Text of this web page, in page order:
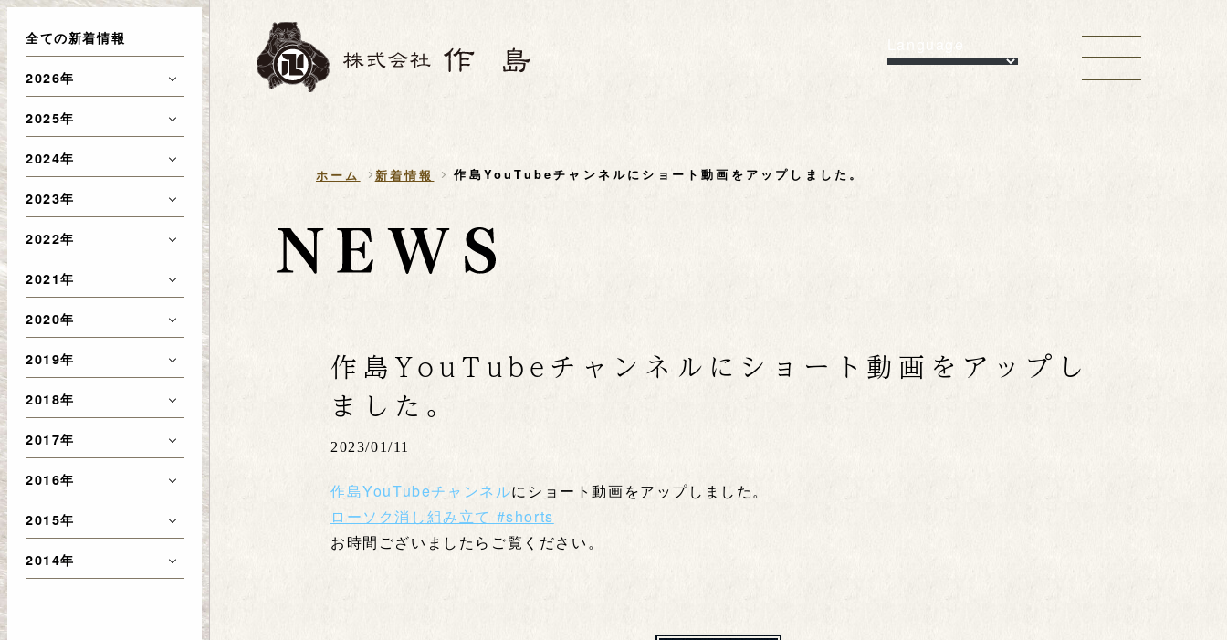
全ての新着情報
2026年
2025年
2024年
2023年
2022年
2021年
2020年
2019年
2018年
2017年
2016年
2015年
2014年
Language
ホーム 新着情報 作島YouTubeチャンネルにショート動画をアップしました。
作島YouTubeチャンネルにショート動画をアップし
ました。
2023/01/11
作島YouTubeチャンネルにショート動画をアップしました。
ローソク消し組み立て #shorts
お時間ございましたらご覧ください。